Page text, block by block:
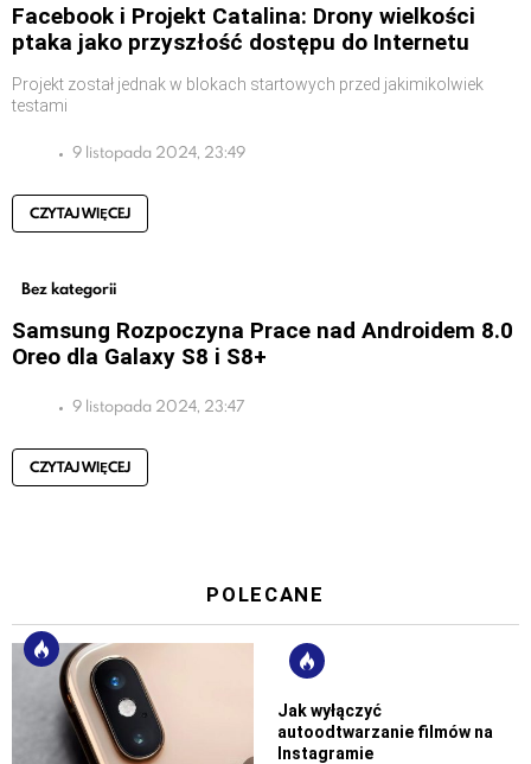
Facebook i Projekt Catalina: Drony wielkości
ptaka jako przyszłość dostępu do Internetu
Projekt został jednak w blokach startowych przed jakimikolwiek
testami
9 listopada 2024, 23:49
CZYTAJ WIĘCEJ
Bez kategorii
Samsung Rozpoczyna Prace nad Androidem 8.0
Oreo dla Galaxy S8 i S8+
9 listopada 2024, 23:47
CZYTAJ WIĘCEJ
POLECANE
Jak wyłączyć
autoodtwarzanie filmów na
Instagramie